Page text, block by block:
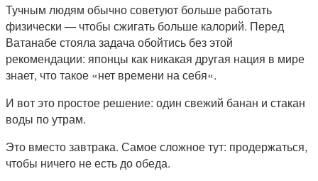
Тучным людям обычно советуют больше работать
физически — чтобы сжигать больше калорий. Перед
Ватанабе стояла задача обойтись без этой
рекомендации: японцы как никакая другая нация в мире
знает, что такое «нет времени на себя«.
И вот это простое решение: один свежий банан и стакан
воды по утрам.
Это вместо завтрака. Самое сложное тут: продержаться,
чтобы ничего не есть до обеда.